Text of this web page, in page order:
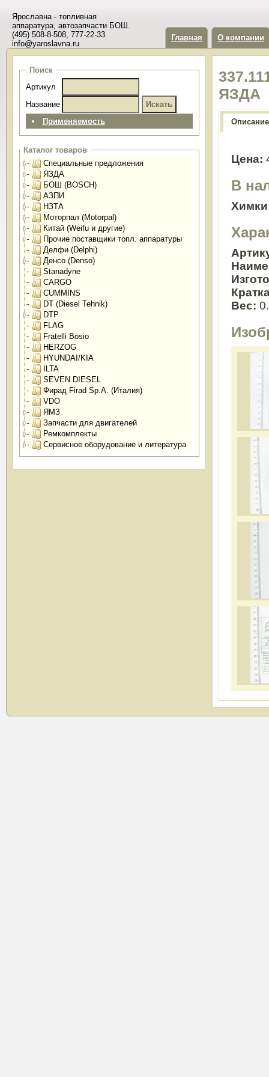
Ярославна - топливная
аппаратура, автозапчасти БОШ.
(495) 508-8-508, 777-22-33
info@yaroslavna.ru
Главная О компании
Поиск
Артикул
Название
Применяемость
Каталог товаров
Специальные предложения
ЯЗДА
БОШ (BOSCH)
АЗПИ
НЗТА
Моторпал (Motorpal)
Китай (Weifu и другие)
Прочие поставщики топл. аппаратуры
Делфи (Delphi)
Денсо (Denso)
Stanadyne
CARGO
CUMMINS
DT (Diesel Tehnik)
DTP
FLAG
Fratelli Bosio
HERZOG
HYUNDAI/KIA
ILTA
SEVEN DIESEL
Фирад Firad Sp.A. (Италия)
VDO
ЯМЗ
Запчасти для двигателей
Ремкомплекты
Сервисное оборудование и литература
ЯЗДА
Описание
Цена:
В
Вес: